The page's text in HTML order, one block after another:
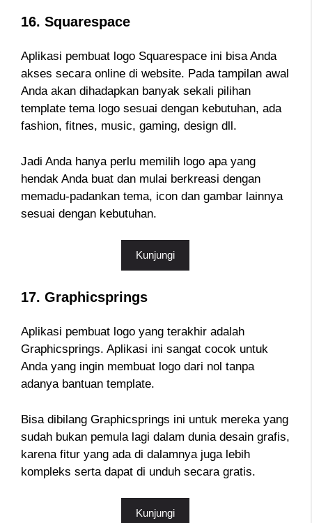
16. Squarespace
Aplikasi pembuat logo Squarespace ini bisa Anda
akses secara online di website. Pada tampilan awal
Anda akan dihadapkan banyak sekali pilihan
template tema logo sesuai dengan kebutuhan, ada
fashion, fitnes, music, gaming, design dll.
Jadi Anda hanya perlu memilih logo apa yang
hendak Anda buat dan mulai berkreasi dengan
memadu-padankan tema, icon dan gambar lainnya
sesuai dengan kebutuhan.
Kunjungi
17. Graphicsprings
Aplikasi pembuat logo yang terakhir adalah
Graphicsprings. Aplikasi ini sangat cocok untuk
Anda yang ingin membuat logo dari nol tanpa
adanya bantuan template.
Bisa dibilang Graphicsprings ini untuk mereka yang
sudah bukan pemula lagi dalam dunia desain grafis,
karena fitur yang ada di dalamnya juga lebih
kompleks serta dapat di unduh secara gratis.
Kunjungi